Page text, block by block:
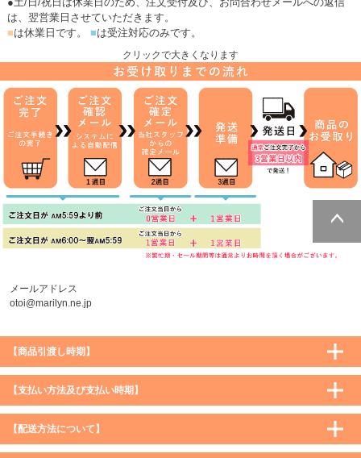
ページトッ
プへ
は、翌営業日させていただきます。
■は休業日です。 ■は受注対応のみです。
クリックで大きくなります
メールアドレス
otoi@marilyn.ne.jp
【商品引渡し時期】
【支払い方法及び支払い時期】
【配送方法について】